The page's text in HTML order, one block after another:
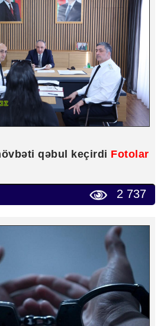
qəbul keçirdi Fotolar
2 737